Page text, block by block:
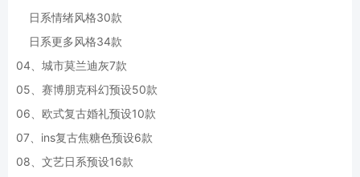
日系情绪风格30款
日系更多风格34款
04、城市莫兰迪灰7款
05、赛博朋克科幻预设50款
06、欧式复古婚礼预设10款
07、ins复古焦糖色预设6款
08、文艺日系预设16款